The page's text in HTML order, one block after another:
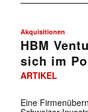
Akquisitionen
HBM
sich im
ARTIKEL
Eine